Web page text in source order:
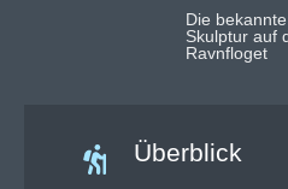
Die
Skulptur auf
Ravnfloget
Überblick